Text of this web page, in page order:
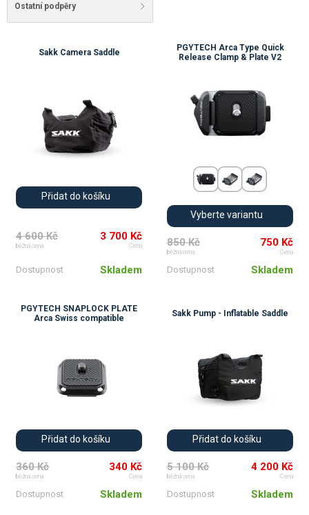
Ostatní podpěry
Sakk Camera Saddle
Přidat do košíku
4 600 Kč
běžná cena
3 700 Kč
Cena
Dostupnost Skladem
PGYTECH Arca Type Quick
Release Clamp & Plate V2
Vyberte variantu
850 Kč
běžná cena
750 Kč
Cena
Dostupnost Skladem
PGYTECH SNAPLOCK PLATE
Arca Swiss compatible
Přidat do košíku
360 Kč
běžná cena
340 Kč
Cena
Dostupnost Skladem
Sakk Pump - Inflatable Saddle
Přidat do košíku
5 100 Kč
běžná cena
4 200 Kč
Cena
Dostupnost Skladem